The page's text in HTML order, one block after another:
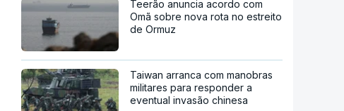
Teerão anuncia acordo com
Omã sobre nova rota no estreito
de Ormuz
Taiwan arranca com manobras
militares para responder a
eventual invasão chinesa